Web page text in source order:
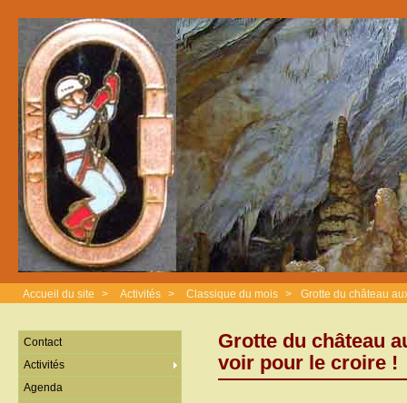
Accueil du site > Activités > Classique du mois > Grotte du château
Grotte du château
voir pour le croire !
Contact
Activités
Agenda